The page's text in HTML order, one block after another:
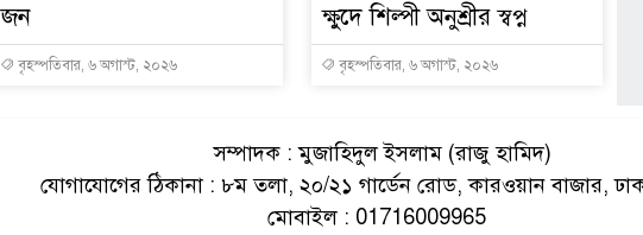
জন
বৃহস্পতিবার, ৬ অগাস্ট, ২০২৬
ক্ষুদে শিল্পী অনুশ্রীর স্বপ্ন
বৃহস্পতিবার, ৬ অগাস্ট, ২০২৬
সম্পাদক : মুজাহিদুল ইসলাম (রাজু হামিদ)
যোগাযোগের ঠিকানা : ৮ম তলা, ২০/২১ গার্ডেন রোড, কারওয়ান বাজার,
মোবাইল : 01716009965